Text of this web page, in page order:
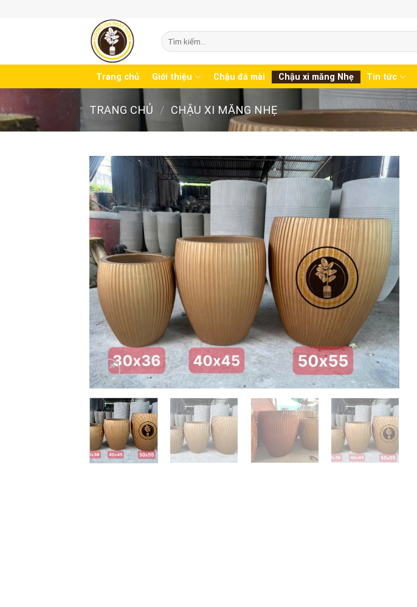
Tìm
kiếm:
Trang chủ Giới thiệu Chậu đá mài Chậu xi măng Nhẹ Tin tức
TRANG CHỦ / CHẬU XI MĂNG NHẸ